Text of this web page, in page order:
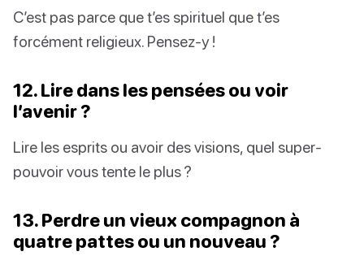
C’est pas parce que t’es spirituel que t’es
forcément religieux. Pensez-y !
12. Lire dans les pensées ou voir
l’avenir ?
Lire les esprits ou avoir des visions, quel super-
pouvoir vous tente le plus ?
13. Perdre un vieux compagnon à
quatre pattes ou un nouveau ?